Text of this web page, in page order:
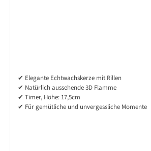
✔ Elegante Echtwachskerze mit Rillen
✔ Natürlich aussehende 3D Flamme
✔ Timer, Höhe: 17,5cm
✔ Für gemütliche und unvergessliche Momente